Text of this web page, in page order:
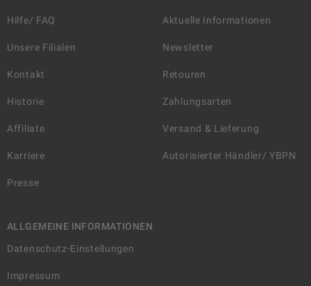
Hilfe/ FAQ
Unsere Filialen
Kontakt
Historie
Affiliate
Karriere
Presse
Aktuelle Informationen
Newsletter
Retouren
Zahlungsarten
Versand & Lieferung
Autorisierter Händler/ YBPN
ALLGEMEINE INFORMATIONEN
Datenschutz-Einstellungen
Impressum